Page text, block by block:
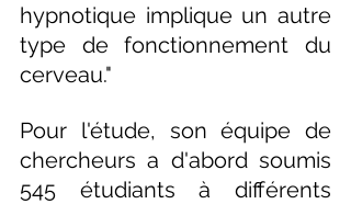
hypnotique implique un autre
type de fonctionnement du
cerveau."
Pour l'étude, son équipe de
chercheurs a d'abord soumis
545 étudiants à différents